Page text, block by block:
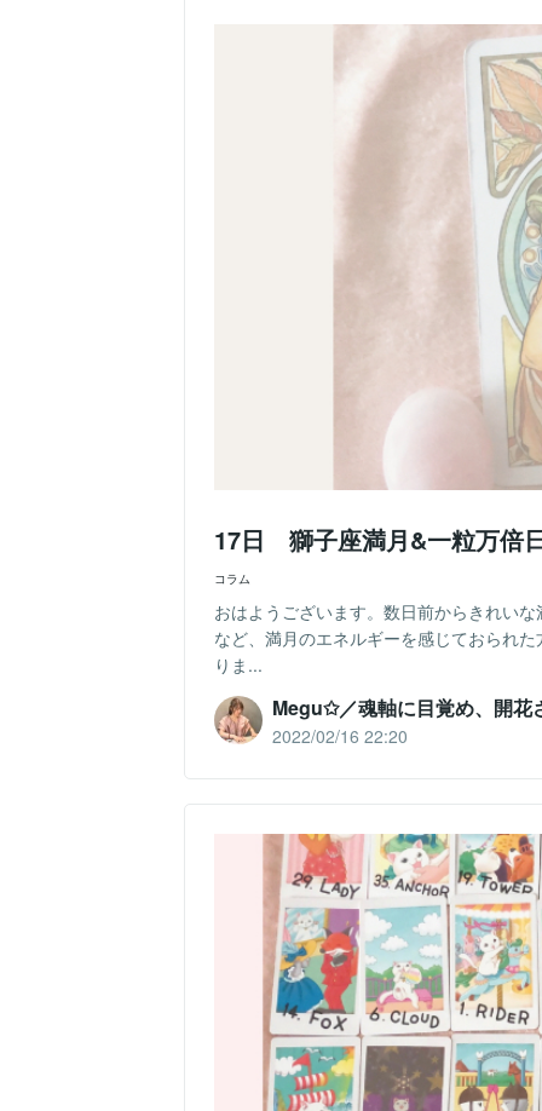
17日 獅子座満月&一粒万
コラム
おはようございます。数日前からきれい
など、満月のエネルギーを感じておられ
りま...
Megu✩／魂軸に目覚め、開花
2022/02/16 22:20